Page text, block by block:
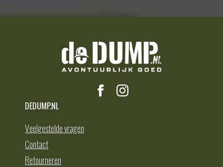
DEDUMP.NL
Veelgestelde vragen
Contact
Retourneren